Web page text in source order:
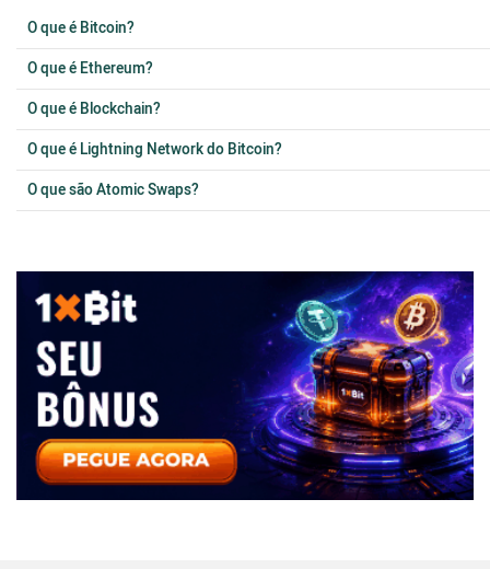
O que é Bitcoin?
O que é Ethereum?
O que é Blockchain?
O que é Lightning Network do Bitcoin?
O que são Atomic Swaps?